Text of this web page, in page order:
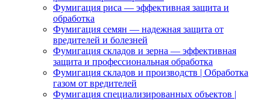
Фумигация риса — эффективная защита и
обработка
Фумигация семян — надежная защита от
вредителей и болезней
Фумигация складов и зерна — эффективная
защита и профессиональная обработка
Фумигация складов и производств | Обработка
газом от вредителей
Фумигация специализированных объектов |